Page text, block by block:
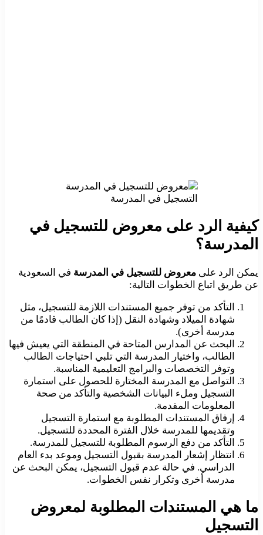
التسجيل في المدرسة
كيفية الرد على معروض للتسجيل في
المدرسة؟
يمكن الرد على معروض للتسجيل في المدرسة في السعودية
عن طريق اتباع الخطوات التالية:
التأكد من توفر جميع المستندات اللازمة للتسجيل، مثل
شهادة الميلاد وشهادة النقل (إذا كان الطالب قادمًا من
مدرسة أخرى).
البحث عن المدارس المتاحة في المنطقة التي يعيش فيها
الطالب، واختيار المدرسة التي تلبي احتياجات الطالب
وتوفر التخصصات والبرامج التعليمية المناسبة.
التواصل مع المدرسة المختارة للحصول على استمارة
التسجيل وملء البيانات الشخصية والتأكد من صحة
المعلومات المقدمة.
إرفاق المستندات المطلوبة مع استمارة التسجيل
وتقديمها للمدرسة خلال الفترة المحددة للتسجيل.
التأكد من دفع الرسوم المطلوبة للتسجيل للمدرسة.
انتظار إشعار المدرسة بقبول التسجيل وموعد بدء العام
الدراسي. في حالة عدم قبول التسجيل، يمكن البحث عن
مدرسة أخرى وتكرار نفس الخطوات.
ما هي المستندات المطلوبة لمعروض
التسجيل